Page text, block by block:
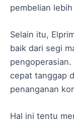
pembelian
Selain itu,
baik dari segi
cepat tanggap
penanganan
Hal ini tentu